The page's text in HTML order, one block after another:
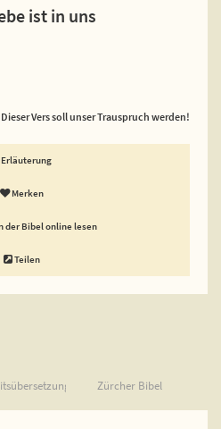
ist in uns
Dieser Vers soll unser Trauspruch werden!
Erläuterung
Merken
der Bibel online lesen
Teilen
Zürcher Bibel